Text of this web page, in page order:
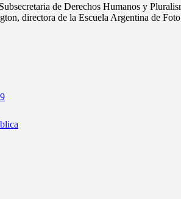
de Derechos Humanos y
directora de la Escuela Argentina de